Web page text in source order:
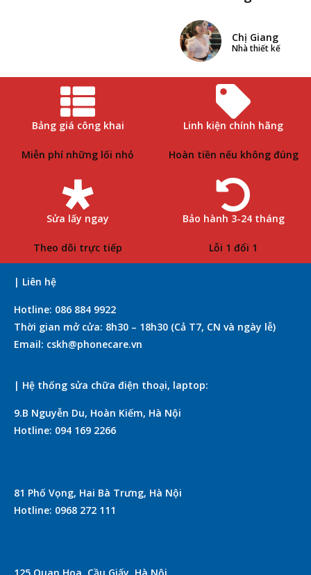
Chị Giang
Nhà thiết kế
Bảng giá công khai
Miễn phí những lối nhỏ
Linh kiện chính hãng
Hoàn tiền nếu không đúng
Sửa lấy ngay
Theo dõi trực tiếp
Bảo hành 3-24 tháng
Lỗi 1 đổi 1
| Liên hệ
Hotline: 086 884 9922
Thời gian mở cửa: 8h30 – 18h30 (Cả T7, CN và ngày lễ)
Email: cskh@phonecare.vn
| Hệ thống sửa chữa điện thoại, laptop:
9.B Nguyễn Du, Hoàn Kiếm, Hà Nội
Hotline: 094 169 2266
81 Phố Vọng, Hai Bà Trưng, Hà Nội
Hotline: 0968 272 111
125 Quan Hoa, Cầu Giấy, Hà Nội